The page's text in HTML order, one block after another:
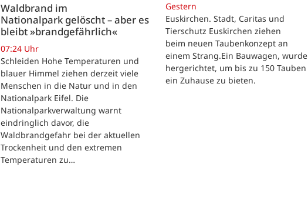
Waldbrand im
Nationalpark gelöscht – aber es
bleibt »brandgefährlich«
07:24 Uhr
Schleiden Hohe Temperaturen und
blauer Himmel ziehen derzeit viele
Menschen in die Natur und in den
Nationalpark Eifel. Die
Nationalparkverwaltung warnt
eindringlich davor, die
Waldbrandgefahr bei der aktuellen
Trockenheit und den extremen
Temperaturen zu…
Gestern
Euskirchen. Stadt, Caritas und
Tierschutz Euskirchen ziehen
beim neuen Taubenkonzept an
einem Strang.Ein Bauwagen, wurde
hergerichtet, um bis zu 150 Tauben
ein Zuhause zu bieten.